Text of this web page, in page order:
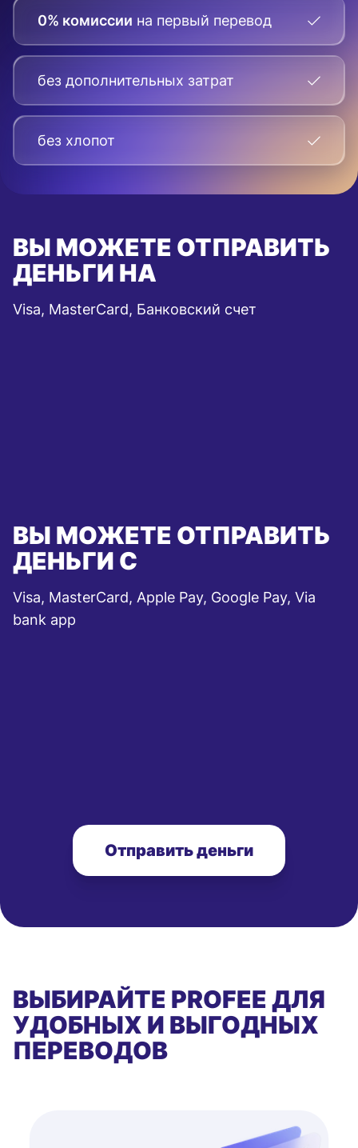
0% комиссии на первый перевод
без дополнительных затрат
без хлопот
ВЫ МОЖЕТЕ ОТПРАВИТЬ
ДЕНЬГИ НА
Visa, MasterCard, Банковский счет
ВЫ МОЖЕТЕ ОТПРАВИТЬ
ДЕНЬГИ С
Visa, MasterCard, Apple Pay, Google Pay, Via
bank app
Отправить деньги
ВЫБИРАЙТЕ PROFEE ДЛЯ
УДОБНЫХ И ВЫГОДНЫХ
ПЕРЕВОДОВ